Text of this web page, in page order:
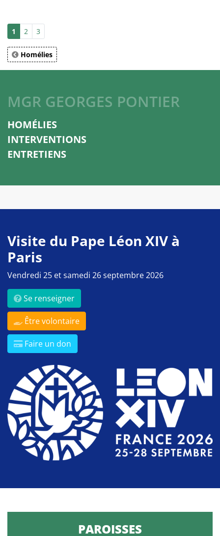
1 2 3
Homélies
MGR GEORGES PONTIER
HOMÉLIES
INTERVENTIONS
ENTRETIENS
Visite du Pape Léon XIV à
Paris
Vendredi 25 et samedi 26 septembre 2026
Se renseigner
Être volontaire
Faire un don
PAROISSES